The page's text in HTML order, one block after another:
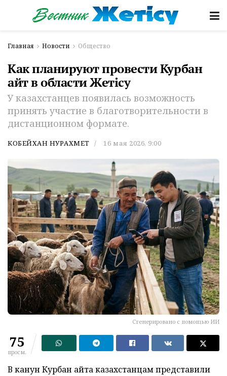
Главная Новости Общество
Как планируют провести Курбан
айт в области Жетiсу
У казахстанцев появилась возможность
принять участие в благотворительности в
дистанционном формате.
КОБЕЙХАН НУРАХМЕТ 16 мая 2026, 9:00
Сгенерировано с помощью ИИ
75
просм.
В канун Курбан айта казахстанцам представили